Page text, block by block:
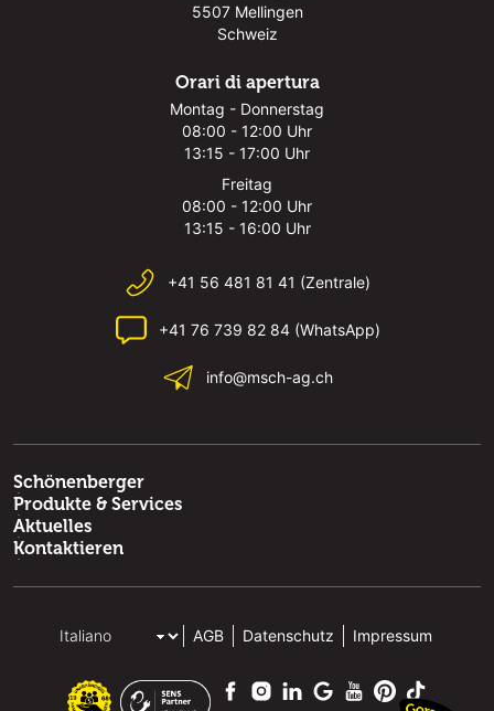
5507 Mellingen
Schweiz
Orari di apertura
Montag - Donnerstag
08:00 - 12:00 Uhr
13:15 - 17:00 Uhr
Freitag
08:00 - 12:00 Uhr
13:15 - 16:00 Uhr
+41 56 481 81 41 (Zentrale)
+41 76 739 82 84 (WhatsApp)
info@msch-ag.ch
Schönenberger
Produkte & Services
Aktuelles
Kontaktieren
AGB Datenschutz Impressum